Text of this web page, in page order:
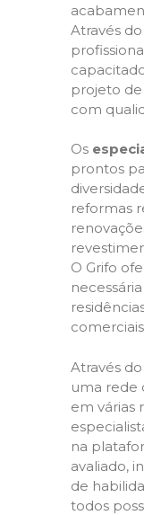
Através
projeto
com
Os
prontos
reformas
O Grifo
Através
uma rede
em várias
na
avaliado,
de
todos